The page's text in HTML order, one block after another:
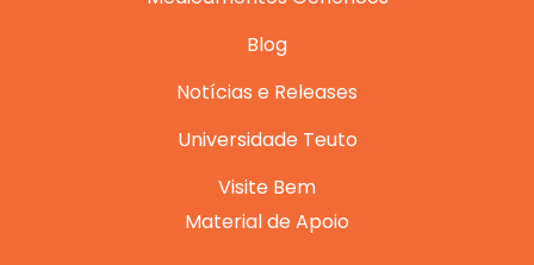
Blog
Notícias e Releases
Universidade Teuto
Visite Bem
Material de Apoio